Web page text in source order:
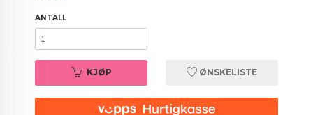
ANTALL
KJØP ØNSKELISTE